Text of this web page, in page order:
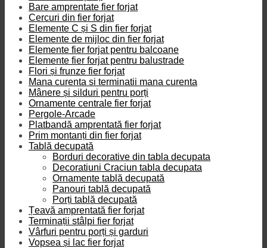
Bare amprentate fier forjat
Cercuri din fier forjat
Elemente C și S din fier forjat
Elemente de mijloc din fier forjat
Elemente fier forjat pentru balcoane
Elemente fier forjat pentru balustrade
Flori și frunze fier forjat
Mana curenta si terminatii mana curenta
Mânere și silduri pentru porți
Ornamente centrale fier forjat
Pergole-Arcade
Platbandă amprentată fier forjat
Prim montanți din fier forjat
Tablă decupată
Borduri decorative din tabla decupata
Decoratiuni Craciun tabla decupata
Ornamente tablă decupată
Panouri tablă decupată
Porți tablă decupată
Țeavă amprentată fier forjat
Terminații stâlpi fier forjat
Vârfuri pentru porți și garduri
Vopsea și lac fier forjat